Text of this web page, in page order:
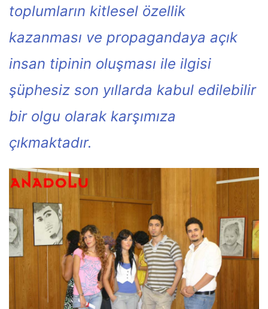
toplumların kitlesel özellik
kazanması ve propagandaya açık
insan tipinin oluşması ile ilgisi
şüphesiz son yıllarda kabul edilebilir
bir olgu olarak karşımıza
çıkmaktadır.